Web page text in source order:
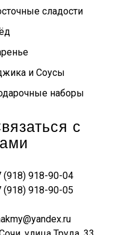
сладости
и Соусы
наборы
с
(918) 918-90-04
(918) 918-90-05